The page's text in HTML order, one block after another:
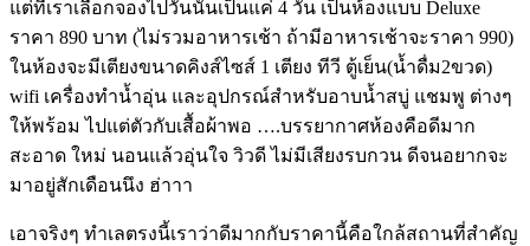
แต่ที่เราเลือกจองไปวันนั้นเป็นแค่ 4 วัน เป็นห้องแบบ Deluxe
ราคา 890 บาท (ไม่รวมอาหารเช้า ถ้ามีอาหารเช้าจะราคา 990)
ในห้องจะมีเตียงขนาดคิงส์ไซส์ 1 เตียง ทีวี ตู้เย็น(น้ำดื่ม2ขวด)
wifi เครื่องทำน้ำอุ่น และอุปกรณ์สำหรับอาบน้ำสบู่ แชมพู ต่างๆ
ให้พร้อม ไปแต่ตัวกับเสื้อผ้าพอ ….บรรยากาศห้องคือดีมาก
สะอาด ใหม่ นอนแล้วอุ่นใจ วิวดี ไม่มีเสียงรบกวน ดีจนอยากจะ
มาอยู่สักเดือนนึง ฮ่าาา
เอาจริงๆ ทำเลตรงนี้เราว่าดีมากกับราคานี้คือใกล้สถานที่สำคัญ